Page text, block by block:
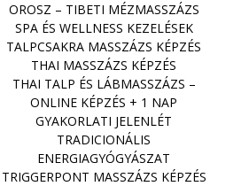
OROSZ – TIBETI MÉZMASSZÁZS
SPA ÉS WELLNESS KEZELÉSEK
TALPCSAKRA MASSZÁZS KÉPZÉS
THAI MASSZÁZS KÉPZÉS
THAI TALP ÉS LÁBMASSZÁZS –
ONLINE KÉPZÉS + 1 NAP
GYAKORLATI JELENLÉT
TRADICIONÁLIS
ENERGIAGYÓGYÁSZAT
TRIGGERPONT MASSZÁZS KÉPZÉS